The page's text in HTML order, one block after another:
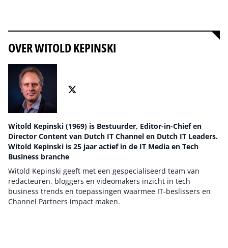
OVER WITOLD KEPINSKI
Witold Kepinski (1969) is Bestuurder, Editor-in-Chief en
Director Content van Dutch IT Channel en Dutch IT Leaders.
Witold Kepinski is 25 jaar actief in de IT Media en Tech
Business branche
Witold Kepinski geeft met een gespecialiseerd team van
redacteuren, bloggers en videomakers inzicht in tech
business trends en toepassingen waarmee IT-beslissers en
Channel Partners impact maken.